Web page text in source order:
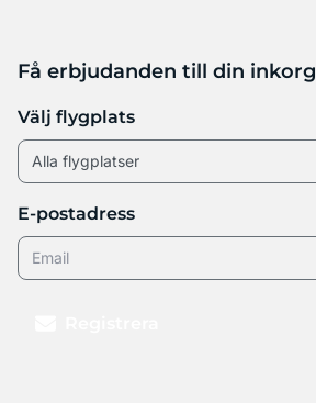
Få erbjudanden till din inkorg
Välj flygplats
E-postadress